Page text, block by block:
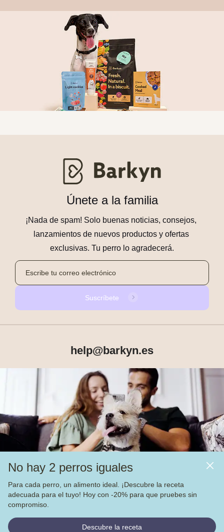
No hay 2 perros iguales
Para cada perro, un alimento ideal. ¡Descubre la receta
adecuada para el tuyo! Hoy con -20% para que pruebes sin
compromiso.
Descubre la receta
Únete a la familia
¡Nada de spam! Solo buenas noticias, consejos,
lanzamientos de nuevos productos y ofertas
exclusivas. Tu perro lo agradecerá.
Suscríbete
help@barkyn.es
Productos
Sobre Barkyn
Otros links
Piensos